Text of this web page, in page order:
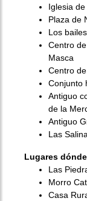
Iglesia
Plaza de
Los
Centro
Masca
Centro
Conjunto
Antiguo
de la
Antiguo
Las
Lugares
Las
Morro
Casa